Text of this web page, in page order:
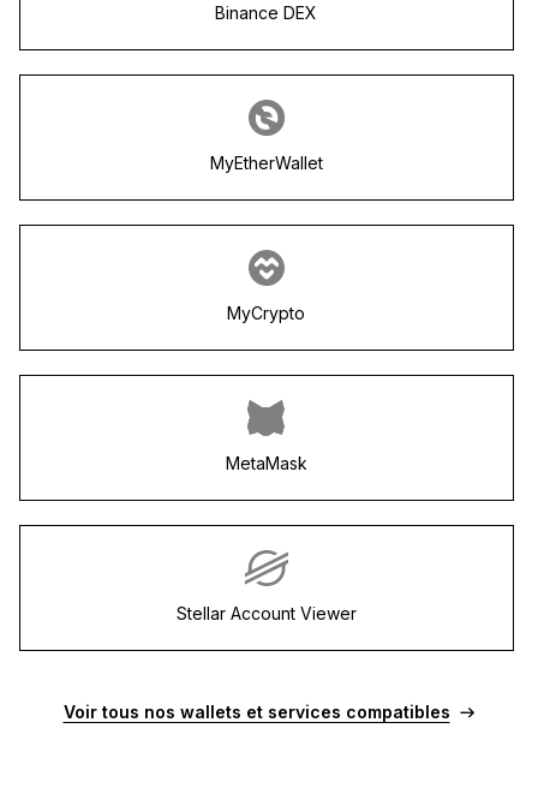
Binance DEX
MyEtherWallet
MyCrypto
MetaMask
Stellar Account Viewer
Voir tous nos wallets et services compatibles